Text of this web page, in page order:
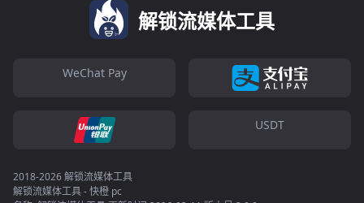
解锁流媒体工具
WeChat Pay
USDT
2018-2026 解锁流媒体工具
解锁流媒体工具 - 快橙 pc